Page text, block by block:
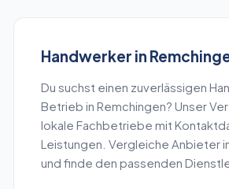
Handwerker in
Du suchst einen zuverlässigen
Betrieb in Remchingen? Unser
lokale Fachbetriebe mit
Leistungen. Vergleiche Anbieter
und finde den passenden